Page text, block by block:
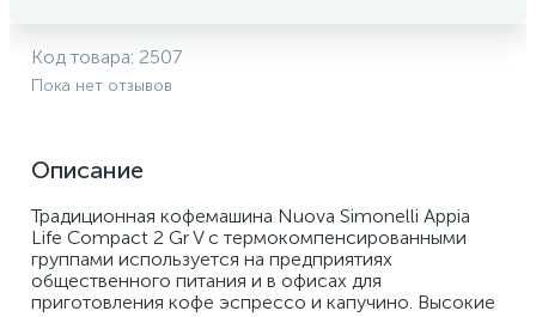
Код товара: 2507
Пока нет отзывов
Описание
Традиционная кофемашина Nuova Simonelli Appia
Life Compact 2 Gr V с термокомпенсированными
группами используется на предприятиях
общественного питания и в офисах для
приготовления кофе эспрессо и капучино. Высокие